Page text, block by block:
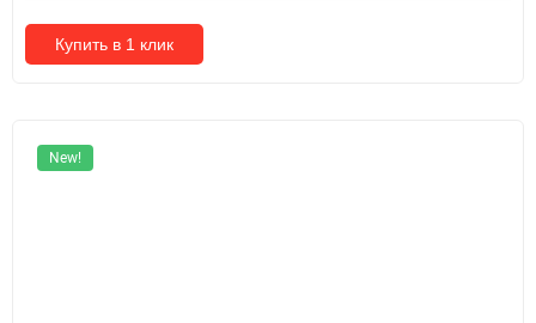
Купить в 1 клик
New!